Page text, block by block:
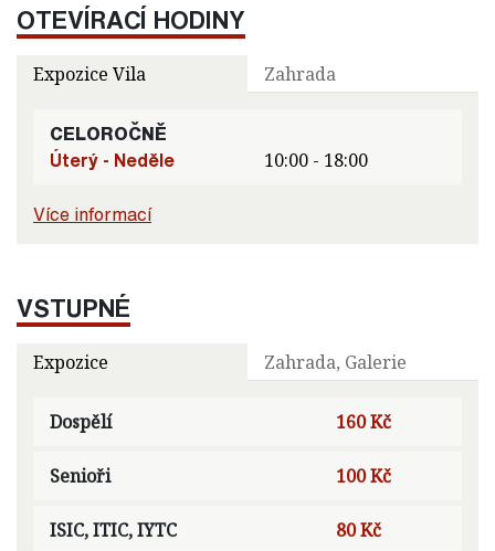
OTEVÍRACÍ HODINY
Expozice Vila Zahrada
CELOROČNĚ
Úterý - Neděle
10:00 - 18:00
Více informací
VSTUPNÉ
Expozice Zahrada, Galerie
Dospělí 160 Kč
Senioři 100 Kč
ISIC, ITIC, IYTC 80 Kč